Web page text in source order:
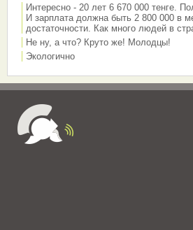
Интересно - 20 лет 6 670 000 тенге.
И зарплата должна быть 2 800 000 в
достаточности. Как много людей в
Не ну, а что? Круто же! Молодцы!
Экологично